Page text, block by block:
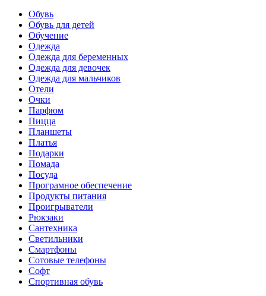
Обувь
Обувь для детей
Обучение
Одежда
Одежда для беременных
Одежда для девочек
Одежда для мальчиков
Отели
Очки
Парфюм
Пицца
Планшеты
Платья
Подарки
Помада
Посуда
Програмное обеспечение
Продукты питания
Проигрыватели
Рюкзаки
Сантехника
Светильники
Смартфоны
Сотовые телефоны
Софт
Спортивная обувь